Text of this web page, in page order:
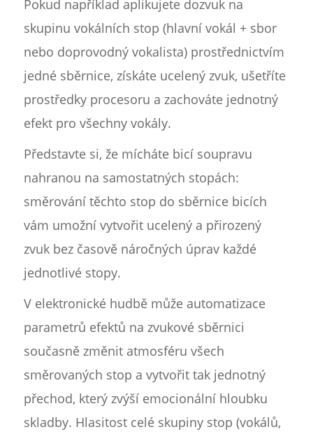
Pokud například aplikujete dozvuk na
skupinu vokálních stop (hlavní vokál + sbor
nebo doprovodný vokalista) prostřednictvím
jedné sběrnice, získáte ucelený zvuk, ušetříte
prostředky procesoru a zachováte jednotný
efekt pro všechny vokály.
Představte si, že mícháte bicí soupravu
nahranou na samostatných stopách:
směrování těchto stop do sběrnice bicích
vám umožní vytvořit ucelený a přirozený
zvuk bez časově náročných úprav každé
jednotlivé stopy.
V elektronické hudbě může automatizace
parametrů efektů na zvukové sběrnici
současně změnit atmosféru všech
směrovaných stop a vytvořit tak jednotný
přechod, který zvýší emocionální hloubku
skladby. Hlasitost celé skupiny stop (vokálů,